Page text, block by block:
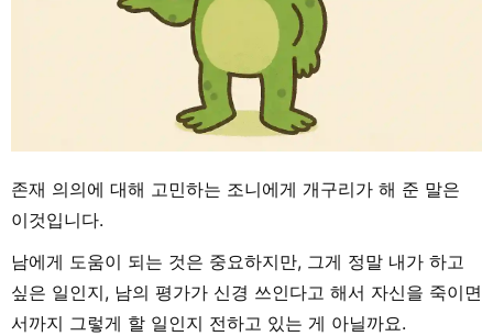
존재 의의에 대해 고민하는 조니에게 개구리가 해 준 말은
이것입니다.
남에게 도움이 되는 것은 중요하지만, 그게 정말 내가 하고
싶은 일인지, 남의 평가가 신경 쓰인다고 해서 자신을 죽이면
서까지 그렇게 할 일인지 전하고 있는 게 아닐까요.